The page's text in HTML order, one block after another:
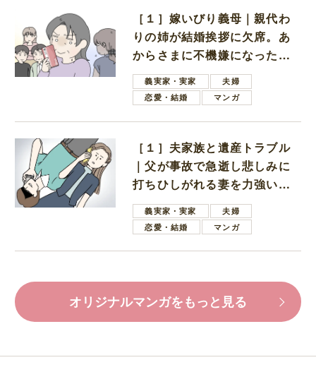
［１］嫁いびり義母｜親代わ
りの姉が結婚挨拶に欠席。あ
からさまに不機嫌になった義
母義実家・実家
夫婦
恋愛・結婚
マンガ
［１］夫家族と遺産トラブル
｜父が事故で急逝し悲しみに
打ちひしがれる妻を力強い言
葉で励ます夫
義実家・実家
夫婦
恋愛・結婚
マンガ
オリジナルマンガをもっと見る